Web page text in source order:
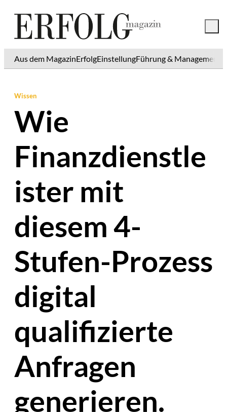
Aus dem MagazinErfolgEinstellungFührung & Management
Wissen
Wie
Finanzdienstle
ister mit
diesem 4-
Stufen-Prozess
digital
qualifizierte
Anfragen
generieren.